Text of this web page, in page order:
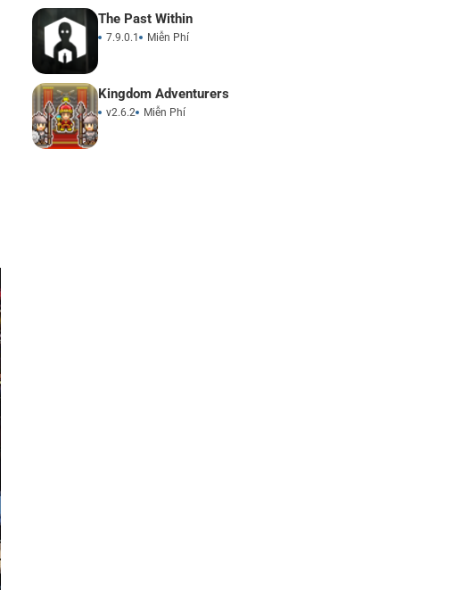
The Past Within
7.9.0.1 Miễn Phí
Kingdom Adventurers
v2.6.2 Miễn Phí